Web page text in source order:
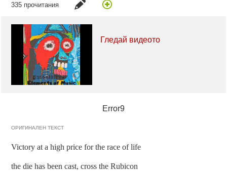
335 прочитания
Гледай видеото
Error9
ОРИГИНАЛЕН ТЕКСТ
Victory at a high price for the race of life
the die has been cast, cross the Rubicon